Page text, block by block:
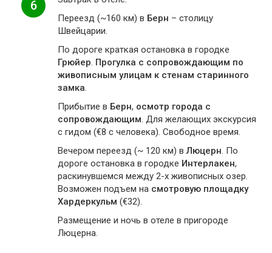
6
Переезд (~160 км) в Берн – столицу
Швейцарии.
По дороге краткая остановка в городке
Грюйер. Прогулка с сопровождающим по
живописным улицам к стенам старинного
замка.
Прибытие в Берн, осмотр города с
сопровождающим. Для желающих экскурсия
с гидом (€8 с человека). Свободное время.
Вечером переезд (~ 120 км) вЛюцерн. По
дороге остановка в городке Интерлакен,
раскинувшемся между 2-х живописных озер.
Возможен подъем на смотровую площадку
Хардеркульм (€32).
Размещение и ночь в отеле в пригороде
Люцерна.